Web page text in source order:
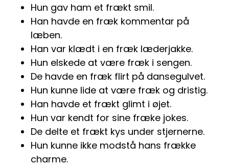
Hun gav ham et frækt smil.
Han havde en fræk kommentar på
læben.
Han var klædt i en fræk læderjakke.
Hun elskede at være fræk i sengen.
De havde en fræk flirt på dansegulvet.
Hun kunne lide at være fræk og dristig.
Han havde et frækt glimt i øjet.
Hun var kendt for sine fræke jokes.
De delte et frækt kys under stjernerne.
Hun kunne ikke modstå hans frække
charme.